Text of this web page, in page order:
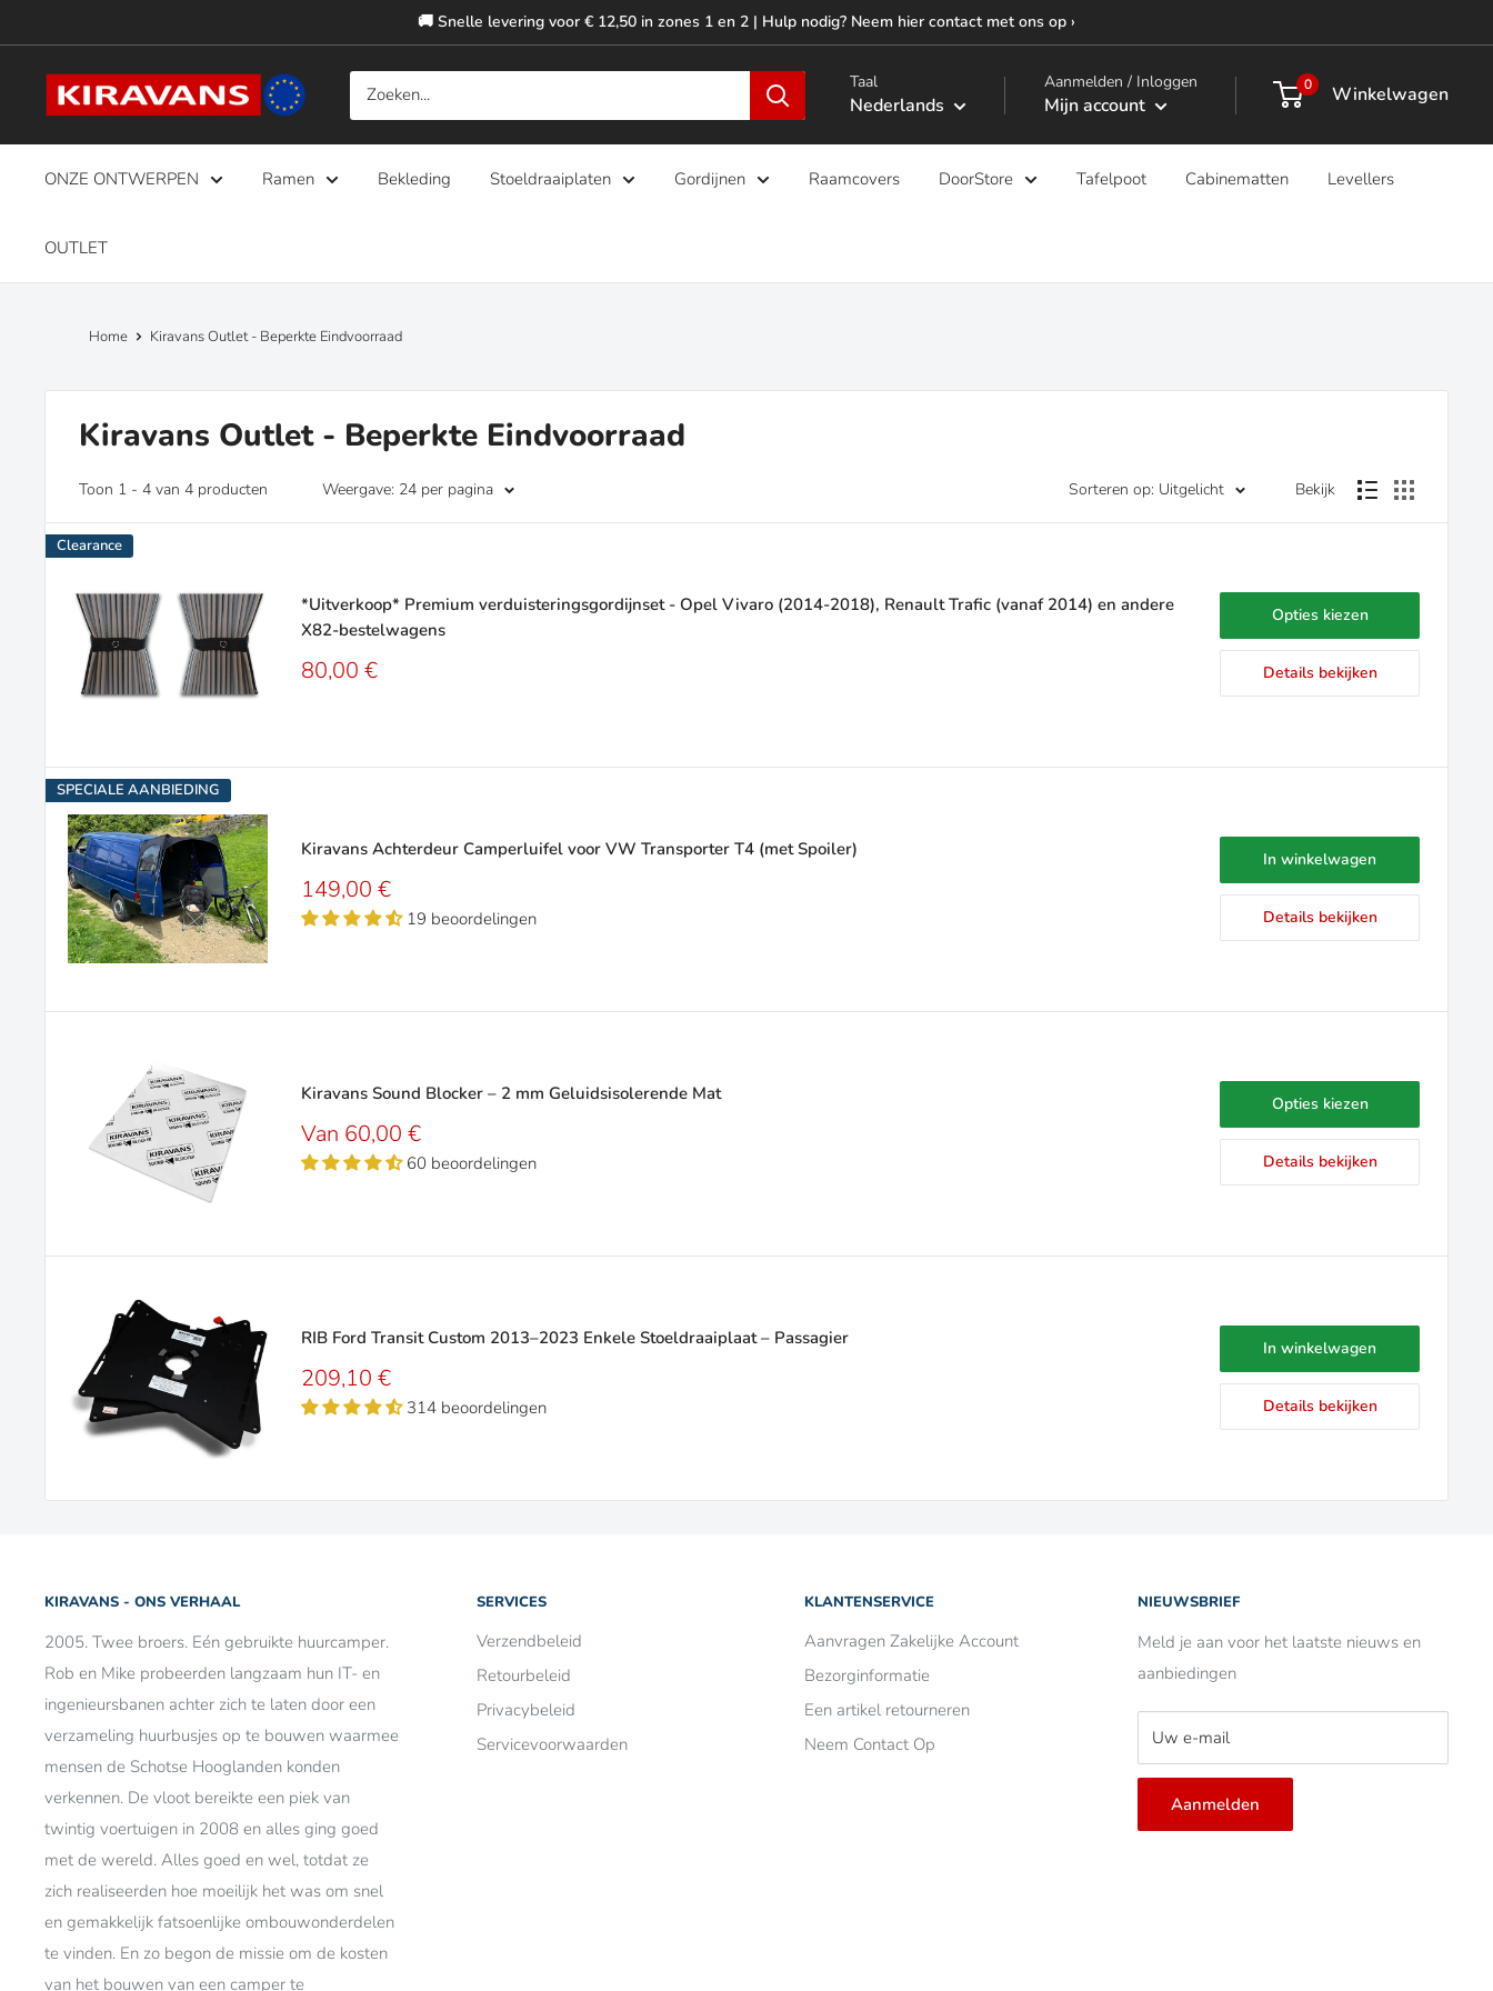
naar
inhoud
🚚 Snelle levering voor € 12,50 in zones 1 en 2 | Hulp nodig? Neem hier contact met ons op ›
Kiravans
Europe
Taal
Nederlands
Aanmelden / Inloggen
Mijn account
0 Winkelwagen
ONZE ONTWERPEN Ramen Bekleding Stoeldraaiplaten Gordijnen Raamcovers DoorStore Tafelpoot Cabinematten Levellers
OUTLET
Home Kiravans Outlet - Beperkte Eindvoorraad
Kiravans Outlet - Beperkte Eindvoorraad
Toon 1 - 4 van 4 producten Weergave: 24 per pagina Sorteren op: Uitgelicht Bekijk
Clearance
*Uitverkoop* Premium verduisteringsgordijnset - Opel Vivaro (2014-2018), Renault Trafic (vanaf 2014) en andere
X82-bestelwagens
Verkoopprijs
80,00 €
Opties kiezen
Details bekijken
SPECIALE AANBIEDING
Kiravans Achterdeur Camperluifel voor VW Transporter T4 (met Spoiler)
Verkoopprijs
149,00 €
19 beoordelingen
In winkelwagen
Details bekijken
Kiravans Sound Blocker – 2 mm Geluidsisolerende Mat
Verkoopprijs
Van 60,00 €
60 beoordelingen
Opties kiezen
Details bekijken
RIB Ford Transit Custom 2013–2023 Enkele Stoeldraaiplaat – Passagier
Verkoopprijs
209,10 €
314 beoordelingen
In winkelwagen
Details bekijken
KIRAVANS - ONS VERHAAL
2005. Twee broers. Eén gebruikte huurcamper.
Rob en Mike probeerden langzaam hun IT- en
ingenieursbanen achter zich te laten door een
verzameling huurbusjes op te bouwen waarmee
mensen de Schotse Hooglanden konden
verkennen. De vloot bereikte een piek van
twintig voertuigen in 2008 en alles ging goed
met de wereld. Alles goed en wel, totdat ze
zich realiseerden hoe moeilijk het was om snel
en gemakkelijk fatsoenlijke ombouwonderdelen
te vinden. En zo begon de missie om de kosten
van het bouwen van een camper te
SERVICES
Verzendbeleid
Retourbeleid
Privacybeleid
Servicevoorwaarden
KLANTENSERVICE
Aanvragen Zakelijke Account
Bezorginformatie
Een artikel retourneren
Neem Contact Op
NIEUWSBRIEF
Meld je aan voor het laatste nieuws en
aanbiedingen
Uw e-mail
Aanmelden